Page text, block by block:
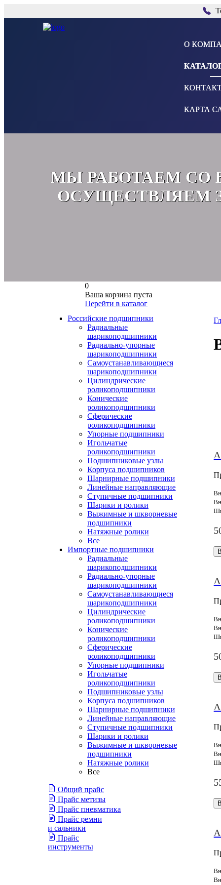
О
КАРТА
МЫ РАБОТАЕМ СО
ОСУЩЕСТВЛЯЕМ
0
Ваша корзина пуста
Перейти в каталог
Российские подшипники
Радиальные
шарикоподшипники
Радиально-упорные
шарикоподшипники
Самоустанавливающиеся
шарикоподшипники
Цилиндрические
роликоподшипники
Конические
роликоподшипники
Сферические
роликоподшипники
Упорные подшипники
Игольчатые
роликоподшипники
Подшипниковые узлы
Корпуса подшипников
Шарнирные подшипники
Линейные направляющие
Ступичные подшипники
Шарики и ролики
Выжимные и шкворневые
подшипники
Натяжные ролики
Все
Импортные подшипники
Радиальные
шарикоподшипники
Радиально-упорные
шарикоподшипники
Самоустанавливающиеся
шарикоподшипники
Цилиндрические
роликоподшипники
Конические
роликоподшипники
Сферические
роликоподшипники
Упорные подшипники
Игольчатые
роликоподшипники
Подшипниковые узлы
Корпуса подшипников
Шарнирные подшипники
Линейные направляющие
Ступичные подшипники
Шарики и ролики
Выжимные и шкворневые
подшипники
Натяжные ролики
Все
Общий прайс
Прайс метизы
Прайс пневматика
Прайс ремни
и сальники
Прайс
инструменты